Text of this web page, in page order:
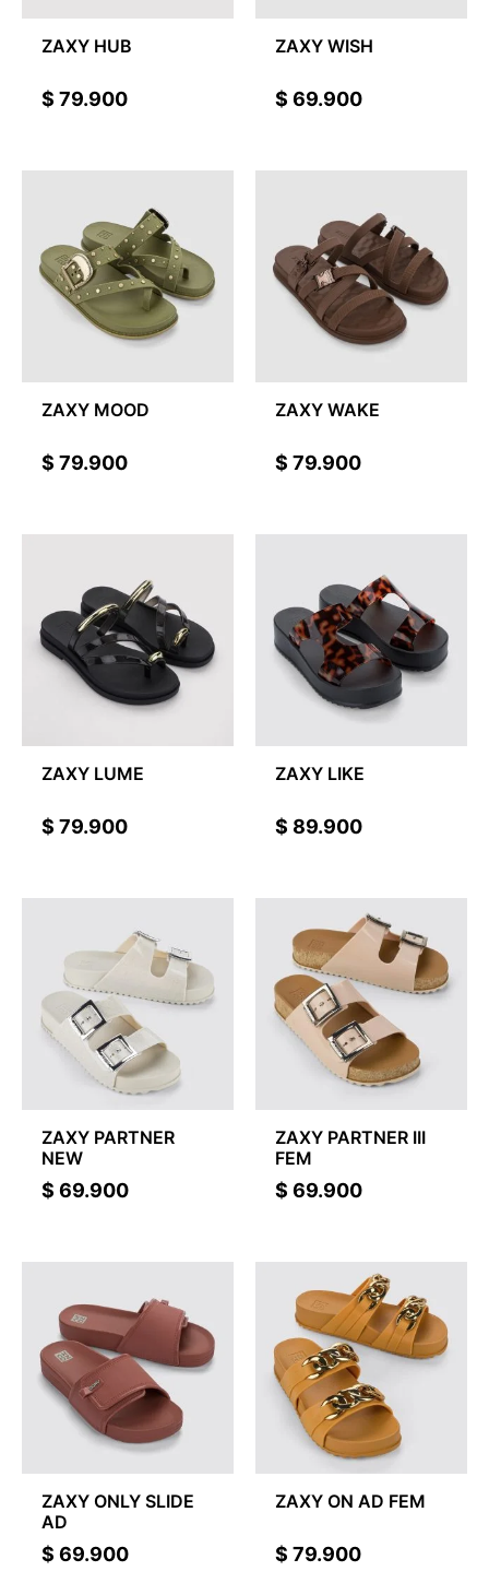
ZAXY HUB
$ 79.900
ZAXY WISH
$ 69.900
ZAXY MOOD
$ 79.900
ZAXY WAKE
$ 79.900
ZAXY LUME
$ 79.900
ZAXY LIKE
$ 89.900
ZAXY PARTNER
NEW
$ 69.900
ZAXY PARTNER III
FEM
$ 69.900
ZAXY ONLY SLIDE
AD
$ 69.900
ZAXY ON AD FEM
$ 79.900